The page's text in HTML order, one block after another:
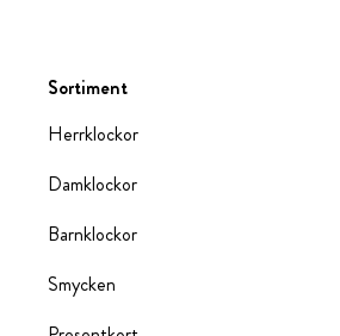
Sortiment
Herrklockor
Damklockor
Barnklockor
Smycken